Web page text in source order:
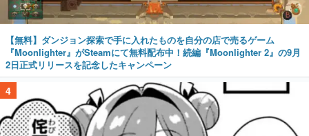
【無料】ダンジョン探索で手に入れたものを自分の店で売るゲーム
『Moonlighter』がSteamにて無料配布中！続編『Moonlighter 2』の9月
2日正式リリースを記念したキャンペーン
4